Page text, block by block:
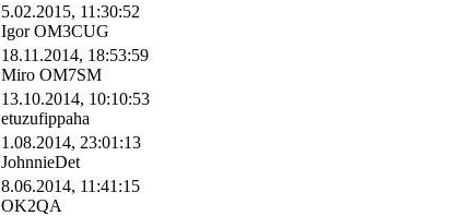
5.02.2015, 11:30:52
Igor OM3CUG
18.11.2014, 18:53:59
Miro OM7SM
13.10.2014, 10:10:53
etuzufippaha
1.08.2014, 23:01:13
JohnnieDet
8.06.2014, 11:41:15
OK2QA